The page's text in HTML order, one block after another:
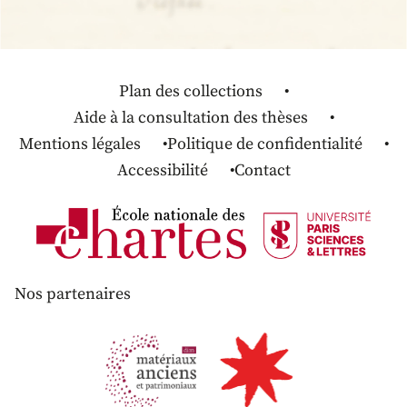
Plan des collections
Aide à la consultation des thèses
Mentions légales
Politique de confidentialité
Accessibilité
Contact
Nos partenaires